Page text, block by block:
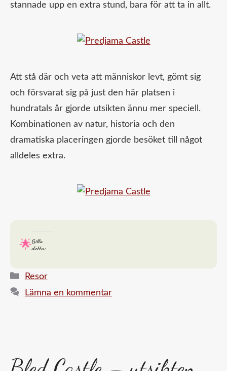
stannade upp en extra stund, bara för att ta in allt.
Att stå där och veta att människor levt, gömt sig
och försvarat sig på just den här platsen i
hundratals år gjorde utsikten ännu mer speciell.
Kombinationen av natur, historia och den
dramatiska placeringen gjorde besöket till något
alldeles extra.
Gilla
detta:
Kategorier
Resor
Lämna en kommentar